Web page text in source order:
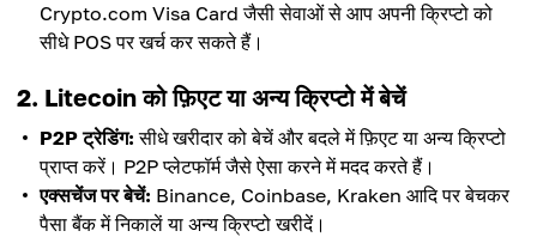
Crypto.com Visa Card जैसी सेवाओं से आप अपनी क्रिप्टो को
सीधे POS पर खर्च कर सकते हैं।
2. Litecoin को फ़िएट या अन्य क्रिप्टो में बेचें
P2P ट्रेडिंग: सीधे खरीदार को बेचें और बदले में फ़िएट या अन्य क्रिप्टो
प्राप्त करें। P2P प्लेटफॉर्म जैसे ऐसा करने में मदद करते हैं।
एक्सचेंज पर बेचें: Binance, Coinbase, Kraken आदि पर बेचकर
पैसा बैंक में निकालें या अन्य क्रिप्टो खरीदें।